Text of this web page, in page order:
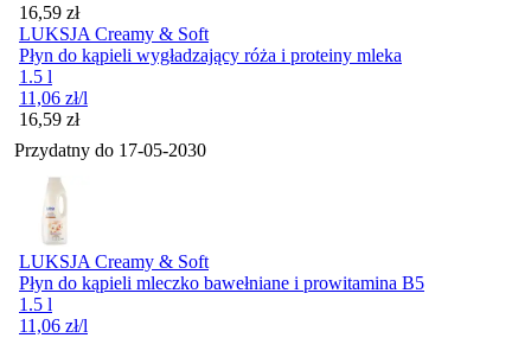
Cena
16,59 zł
LUKSJA Creamy & Soft
Płyn do kąpieli wygładzający róża i proteiny mleka
1.5 l
11,06 zł/l
Cena
16,59 zł
Przydatny do 17-05-2030
LUKSJA Creamy & Soft
Płyn do kąpieli mleczko bawełniane i prowitamina B5
1.5 l
11,06 zł/l